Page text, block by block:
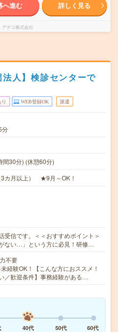
へ進む 詳しく見る
アデコ株式会社
法人】検診センターで
WEB登録OK 派遣
分
間30分) (休憩60分)
3カ月以上） ★9月～OK！
受信です。＜＜おすすめポイント＞
ない…」という方に必見！研修…
不要
経験OK！【こんな方におススメ！
／歓迎条件】事務経験がある…
40代 50代 60代